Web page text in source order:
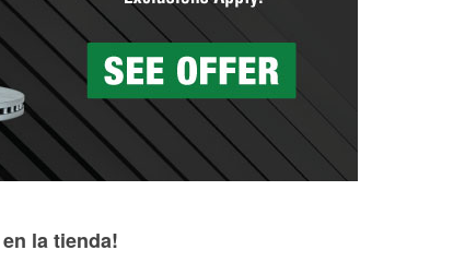
la tienda!